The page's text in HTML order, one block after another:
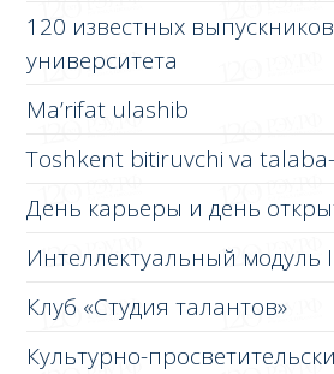
120 известных
университета
Ma’rifat ulashib
Toshkent bitiruvchi va
День карьеры и день
Интеллектуальный модуль
Клуб «Студия талантов»
Культурно-